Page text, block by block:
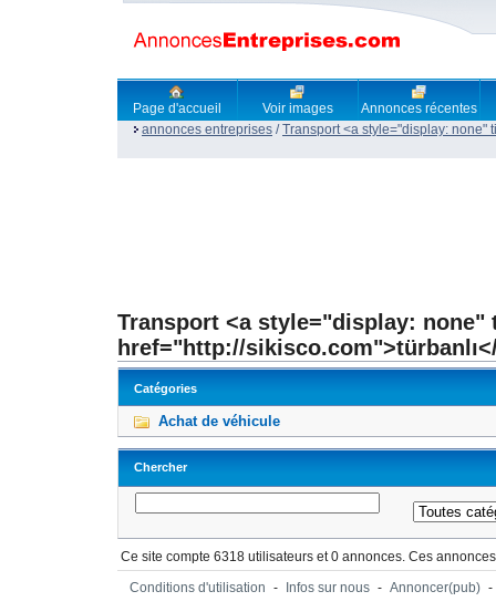
Page d'accueil Voir images
Annonces récentes
annonces entreprises /Transport <a style="display: none"
Transport <a style="display: none"
href="http://
Catégories
Achat de véhicule
Chercher
Ce site compte 6318 utilisateurs et 0 annonces. Ces
Conditions d'utilisation - Infos sur nous - Annoncer(pub) -